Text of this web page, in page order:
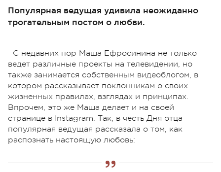
Популярная ведущая удивила неожиданно
трогательным постом о любви.
С недавних пор Маша Ефросинина не только
ведет различные проекты на телевидении, но
также занимается собственным видеоблогом, в
котором рассказывает поклонникам о своих
жизненных правилах, взглядах и принципах.
Впрочем, это же Маша делает и на своей
странице в Instagram. Так, в честь Дня отца
популярная ведущая рассказала о том, как
распознать настоящую любовь: